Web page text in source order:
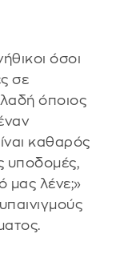
όσοι
σε
όποιος
καθαρός
υποδομές,
μας λένε;»